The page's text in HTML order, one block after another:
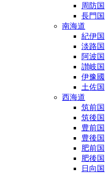
周防国
長門国
南海道
紀伊国
淡路国
阿波国
讃岐国
伊豫國
土佐国
西海道
筑前国
筑後国
豊前国
豊後国
肥前国
肥後国
日向国